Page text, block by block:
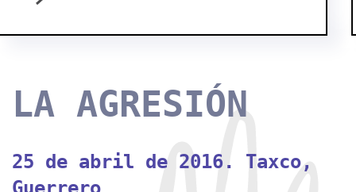
LA AGRESIÓN
25 de abril de 2016. Taxco,